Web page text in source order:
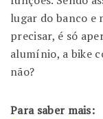
lugar do banco e
precisar, é só
alumínio, a bike
não?
Para saber mais: